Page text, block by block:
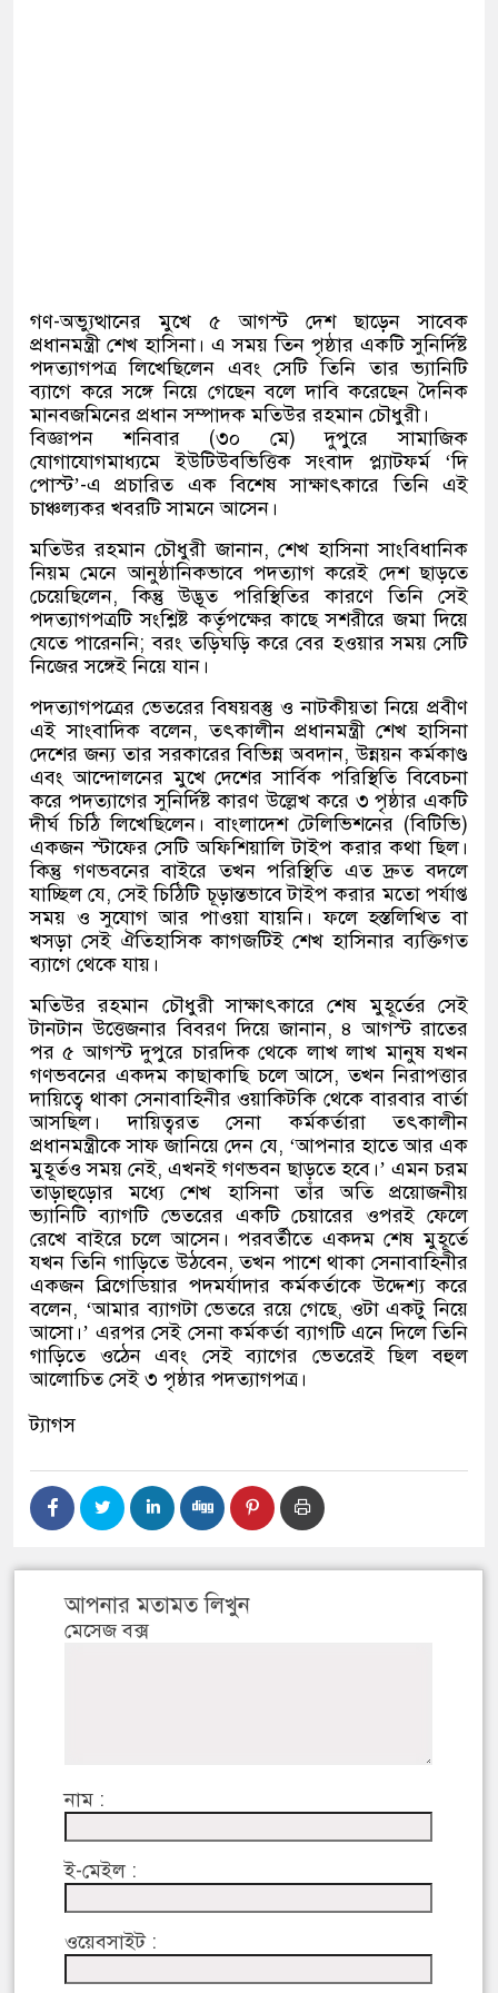
গণ-অভ্যুত্থানের মুখে ৫ আগস্ট দেশ ছাড়েন সাবেক
প্রধানমন্ত্রী শেখ হাসিনা। এ সময় তিন পৃষ্ঠার একটি সুনির্দিষ্ট
পদত্যাগপত্র লিখেছিলেন এবং সেটি তিনি তার ভ্যানিটি
ব্যাগে করে সঙ্গে নিয়ে গেছেন বলে দাবি করেছেন দৈনিক
মানবজমিনের প্রধান সম্পাদক মতিউর রহমান চৌধুরী।
বিজ্ঞাপন শনিবার (৩০ মে) দুপুরে সামাজিক
যোগাযোগমাধ্যমে ইউটিউবভিত্তিক সংবাদ প্ল্যাটফর্ম ‘দি
পোস্ট’-এ প্রচারিত এক বিশেষ সাক্ষাৎকারে তিনি এই
চাঞ্চল্যকর খবরটি সামনে আসেন।
মতিউর রহমান চৌধুরী জানান, শেখ হাসিনা সাংবিধানিক
নিয়ম মেনে আনুষ্ঠানিকভাবে পদত্যাগ করেই দেশ ছাড়তে
চেয়েছিলেন, কিন্তু উদ্ভূত পরিস্থিতির কারণে তিনি সেই
পদত্যাগপত্রটি সংশ্লিষ্ট কর্তৃপক্ষের কাছে সশরীরে জমা দিয়ে
যেতে পারেননি; বরং তড়িঘড়ি করে বের হওয়ার সময় সেটি
নিজের সঙ্গেই নিয়ে যান।
পদত্যাগপত্রের ভেতরের বিষয়বস্তু ও নাটকীয়তা নিয়ে প্রবীণ
এই সাংবাদিক বলেন, তৎকালীন প্রধানমন্ত্রী শেখ হাসিনা
দেশের জন্য তার সরকারের বিভিন্ন অবদান, উন্নয়ন কর্মকাণ্ড
এবং আন্দোলনের মুখে দেশের সার্বিক পরিস্থিতি বিবেচনা
করে পদত্যাগের সুনির্দিষ্ট কারণ উল্লেখ করে ৩ পৃষ্ঠার একটি
দীর্ঘ চিঠি লিখেছিলেন। বাংলাদেশ টেলিভিশনের (বিটিভি)
একজন স্টাফের সেটি অফিশিয়ালি টাইপ করার কথা ছিল।
কিন্তু গণভবনের বাইরে তখন পরিস্থিতি এত দ্রুত বদলে
যাচ্ছিল যে, সেই চিঠিটি চূড়ান্তভাবে টাইপ করার মতো পর্যাপ্ত
সময় ও সুযোগ আর পাওয়া যায়নি। ফলে হস্তলিখিত বা
খসড়া সেই ঐতিহাসিক কাগজটিই শেখ হাসিনার ব্যক্তিগত
ব্যাগে থেকে যায়।
মতিউর রহমান চৌধুরী সাক্ষাৎকারে শেষ মুহূর্তের সেই
টানটান উত্তেজনার বিবরণ দিয়ে জানান, ৪ আগস্ট রাতের
পর ৫ আগস্ট দুপুরে চারদিক থেকে লাখ লাখ মানুষ যখন
গণভবনের একদম কাছাকাছি চলে আসে, তখন নিরাপত্তার
দায়িত্বে থাকা সেনাবাহিনীর ওয়াকিটকি থেকে বারবার বার্তা
আসছিল। দায়িত্বরত সেনা কর্মকর্তারা তৎকালীন
প্রধানমন্ত্রীকে সাফ জানিয়ে দেন যে, ‘আপনার হাতে আর এক
মুহূর্তও সময় নেই, এখনই গণভবন ছাড়তে হবে।’ এমন চরম
তাড়াহুড়োর মধ্যে শেখ হাসিনা তাঁর অতি প্রয়োজনীয়
ভ্যানিটি ব্যাগটি ভেতরের একটি চেয়ারের ওপরই ফেলে
রেখে বাইরে চলে আসেন। পরবর্তীতে একদম শেষ মুহূর্তে
যখন তিনি গাড়িতে উঠবেন, তখন পাশে থাকা সেনাবাহিনীর
একজন ব্রিগেডিয়ার পদমর্যাদার কর্মকর্তাকে উদ্দেশ্য করে
বলেন, ‘আমার ব্যাগটা ভেতরে রয়ে গেছে, ওটা একটু নিয়ে
আসো।’ এরপর সেই সেনা কর্মকর্তা ব্যাগটি এনে দিলে তিনি
গাড়িতে ওঠেন এবং সেই ব্যাগের ভেতরেই ছিল বহুল
আলোচিত সেই ৩ পৃষ্ঠার পদত্যাগপত্র।
ট্যাগস
আপনার মতামত লিখুন
মেসেজ বক্স
নাম :
ই-মেইল :
ওয়েবসাইট :